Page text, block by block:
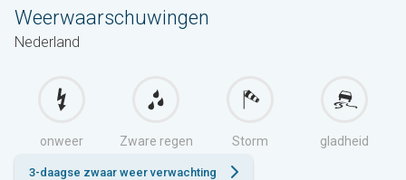
Weerwaarschuwingen
Nederland
onweer Zware regen Storm gladheid
3-daagse zwaar weer verwachting